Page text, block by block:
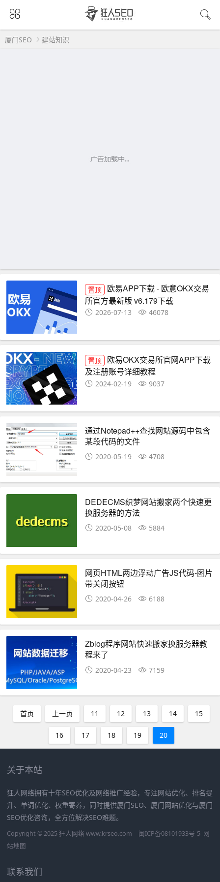
厦门SEO 建站知识
置顶 欧易APP下载 - 欧意OKX交易
所官方最新版 v6.179下载
2026-07-13 46078
置顶 欧易OKX交易所官网APP下载
及注册账号详细教程
2024-02-19 9037
通过Notepad++查找网站源码中包含
某段代码的文件
2020-05-19 4708
DEDECMS织梦网站搬家两个快速更
换服务器的方法
2020-05-08 5884
网页HTML两边浮动广告JS代码-图片
带关闭按钮
2020-04-26 6188
Zblog程序网站快速搬家换服务器教
程来了
2020-04-23 7159
首页 上一页 11 12 13 14 15
16 17 18 19 20
关于本站
狂人网络拥有十年SEO优化及网络推广经验，专注网站优化、排名提
升、单词优化、权重寄养，同时提供厦门SEO、厦门网站优化与厦门
SEO优化咨询，全方位解决SEO难题。
Copyright © 2025 狂人网络 www.krseo.com 闽ICP备08101933号-5 网
站地图
联系我们